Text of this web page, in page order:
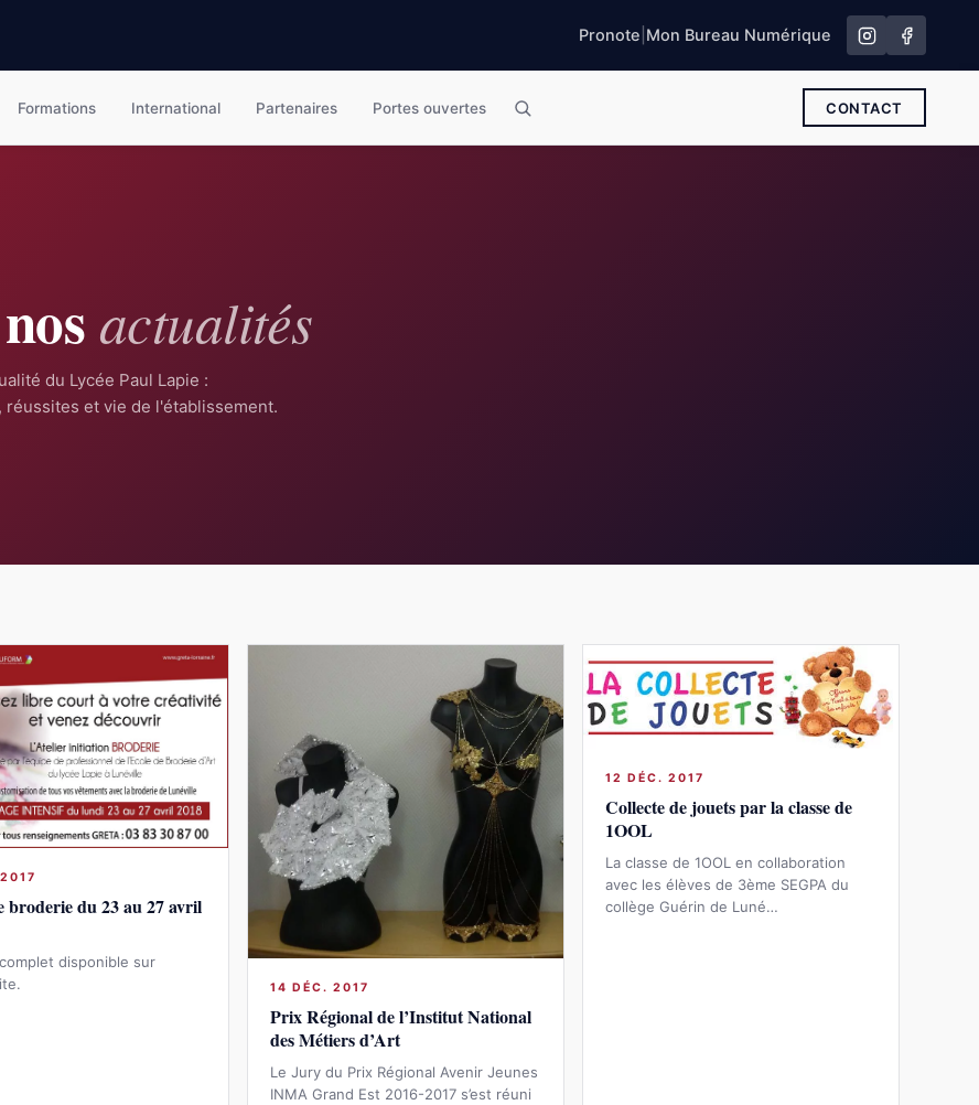
Pronote Mon Bureau Numérique
Formations International Partenaires Portes ouvertes CONTACT
actualités
du Lycée Paul Lapie :
et vie de l'établissement.
broderie du 23 au 27 avril
disponible sur
14 DÉC. 2017
Prix Régional de l’Institut National
des Métiers d’Art
Le Jury du Prix Régional Avenir Jeunes
INMA Grand Est 2016-2017 s’est réuni
12 DÉC. 2017
Collecte de jouets par la classe de
1OOL
La classe de 1OOL en collaboration
avec les élèves de 3ème SEGPA du
collège Guérin de Luné…